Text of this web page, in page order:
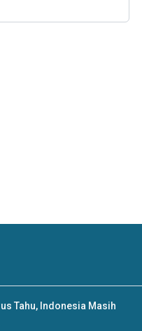
Tahu, Indonesia Masih